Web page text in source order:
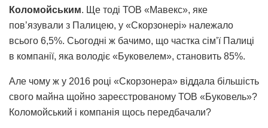
Коломойським. Ще тоді ТОВ «Мавекс», яке
пов’язували з Палицею, у «Скорзонері» належало
всього 6,5%. Сьогодні ж бачимо, що частка сім’ї Палиці
в компанії, яка володіє «Буковелем», становить 85%.
Але чому ж у 2016 році «Скорзонера» віддала більшість
свого майна щойно зареєстрованому ТОВ «Буковель»?
Коломойський і компанія щось передбачали?